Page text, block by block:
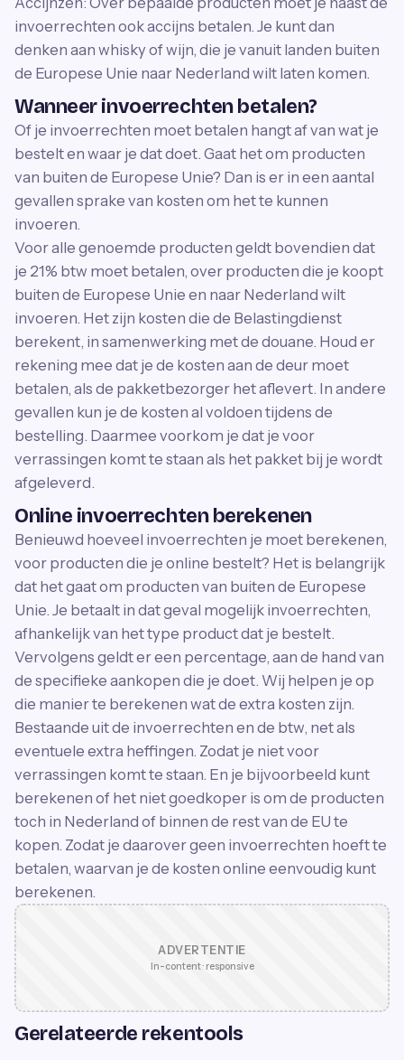
invoerrechten ook accijns betalen. Je kunt dan
denken aan whisky of wijn, die je vanuit landen buiten
de Europese Unie naar Nederland wilt laten komen.
Wanneer invoerrechten betalen?
Of je invoerrechten moet betalen hangt af van wat je
bestelt en waar je dat doet. Gaat het om producten
van buiten de Europese Unie? Dan is er in een aantal
gevallen sprake van kosten om het te kunnen
invoeren.
Voor alle genoemde producten geldt bovendien dat
je 21% btw moet betalen, over producten die je koopt
buiten de Europese Unie en naar Nederland wilt
invoeren. Het zijn kosten die de Belastingdienst
berekent, in samenwerking met de douane. Houd er
rekening mee dat je de kosten aan de deur moet
betalen, als de pakketbezorger het aflevert. In andere
gevallen kun je de kosten al voldoen tijdens de
bestelling. Daarmee voorkom je dat je voor
verrassingen komt te staan als het pakket bij je wordt
afgeleverd.
Online invoerrechten berekenen
Benieuwd hoeveel invoerrechten je moet berekenen,
voor producten die je online bestelt? Het is belangrijk
dat het gaat om producten van buiten de Europese
Unie. Je betaalt in dat geval mogelijk invoerrechten,
afhankelijk van het type product dat je bestelt.
Vervolgens geldt er een percentage, aan de hand van
de specifieke aankopen die je doet. Wij helpen je op
die manier te berekenen wat de extra kosten zijn.
Bestaande uit de invoerrechten en de btw, net als
eventuele extra heffingen. Zodat je niet voor
verrassingen komt te staan. En je bijvoorbeeld kunt
berekenen of het niet goedkoper is om de producten
toch in Nederland of binnen de rest van de EU te
kopen. Zodat je daarover geen invoerrechten hoeft te
betalen, waarvan je de kosten online eenvoudig kunt
berekenen.
ADVERTENTIE
In-content · responsive
Gerelateerde rekentools